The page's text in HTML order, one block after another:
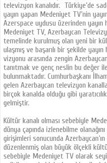
televizyon kanalıdır. Türkiye’de
yayın yapan Medeniyet TV’nin
Azerspace uydusu üzerinden
Medeniyet TV, Azerbaycan
temelinde kurulmuş olan yeni bir
ulaşmış ve başarılı bir şekilde
vizyonu arasında zengin
tanıtmak ve genç neslin bu değer
bulunmaktadır. Cumhurbaşkanı
gelen Azerbaycan televizyon
birçok kanalda olduğu gibi
gelmiştir.
Kültür kanalı olması sebebiyle
dünya çapında izlenebilme
girişimleri sonucunda
düzenlenmiş olan büyük ölçekli
sebebiyle Medeniyet TV olarak